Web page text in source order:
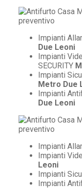
Impianti
Due Leoni
Impianti
SECURITY
Impianti
Metro Due
Impianti
Due Leoni
Impianti
Impianti
Leoni
Impianti
Impianti